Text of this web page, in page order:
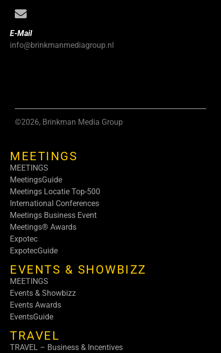
E-Mail
info@brinkmanmediagroup.nl
©2026, Brinkman Media Group
MEETINGS
MEETINGS
MeetingsGuide
Meetings Locatie Top-500
International Conferences
Meetings Business Event
Meetings® Awards
Expotec
ExpotecGuide
EVENTS & SHOWBIZZ
MEETINGS
Events & Showbizz
Events Awards
EventsGuide
TRAVEL
TRAVEL – Business & Incentives